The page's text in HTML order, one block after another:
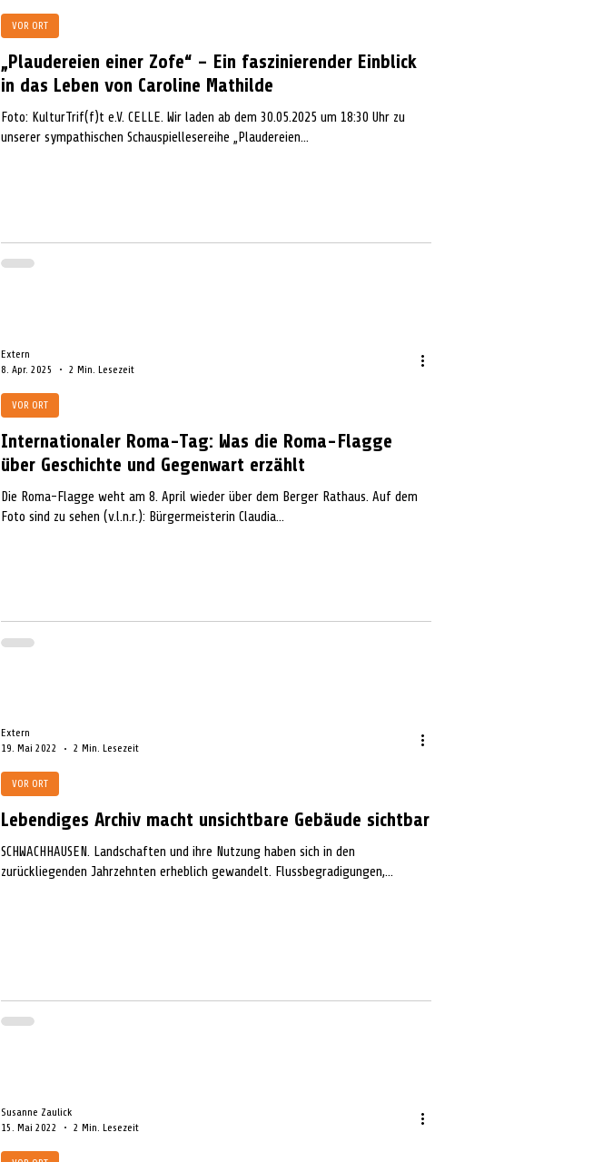
„Plaudereien einer Zofe“ – Ein faszinierender Einblick
in das Leben von Caroline Mathilde
Foto: KulturTrif(f)t e.V. CELLE. Wir laden ab dem 30.05.2025 um 18:30 Uhr zu
unserer sympathischen Schauspiellesereihe „Plaudereien...
VOR ORT
Internationaler Roma-Tag: Was die Roma-Flagge
über Geschichte und Gegenwart erzählt
Die Roma-Flagge weht am 8. April wieder über dem Berger Rathaus. Auf dem
Foto sind zu sehen (v.l.n.r.): Bürgermeisterin Claudia...
VOR ORT
Extern
8. Apr. 2025
2 Min. Lesezeit
Lebendiges Archiv macht unsichtbare Gebäude sichtbar
SCHWACHHAUSEN. Landschaften und ihre Nutzung haben sich in den
zurückliegenden Jahrzehnten erheblich gewandelt. Flussbegradigungen,...
VOR ORT
Extern
19. Mai 2022
2 Min. Lesezeit
Susanne Zaulick
15. Mai 2022
2 Min. Lesezeit